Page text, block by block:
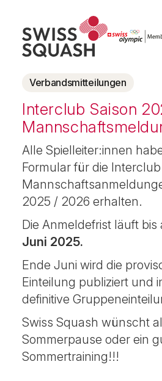
Verbandsmitteilungen
Interclub Saison
Alle Spielleiter:innen
Formular für die Interclub
2025 / 2026 erhalten.
Die Anmeldefrist läuft bis
Juni 2025.
Ende Juni wird die
Einteilung publiziert und
definitive
Swiss Squash wünscht
Sommerpause oder ein
Sommertraining!!!